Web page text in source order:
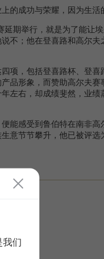
成功与荣耀，因为生活
期举行，就是为了能让
不；他在登喜路和高尔
，包括登喜路杯、登喜
品形象，而赞助高尔夫
左右，却成绩斐然，业
感受到鲁伯特在南非高
意节节攀升，他已被评
我们